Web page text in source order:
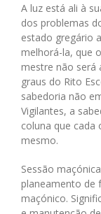
A luz está ali à
dos problemas
estado gregário
melhorá-la, que
mestre não será
graus do Rito
sabedoria não
Vigilantes, a
coluna que
mesmo.
Sessão
planeamento de
maçónico.